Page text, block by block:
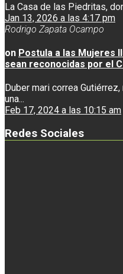
La Casa de las Piedritas,
Jan 13, 2026 a las 4:17 pm
Rodrigo Zapata Ocampo
on Postula a las Mujeres
sean reconocidas por el
Duber mari correa
una...
Feb 17, 2024 a las 10:15 am
Redes Sociales